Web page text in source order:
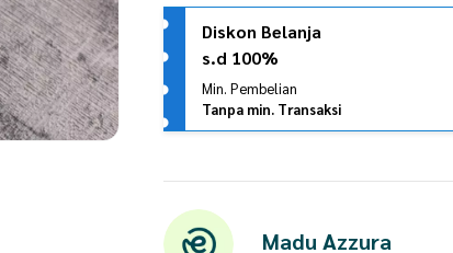
Diskon Belanja
s.d 100%
Min. Pembelian
Tanpa min. Transaksi
Madu Azzura